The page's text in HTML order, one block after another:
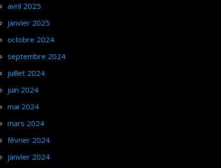
avril 2025
janvier 2025
octobre 2024
septembre 2024
juillet 2024
juin 2024
mai 2024
mars 2024
février 2024
janvier 2024